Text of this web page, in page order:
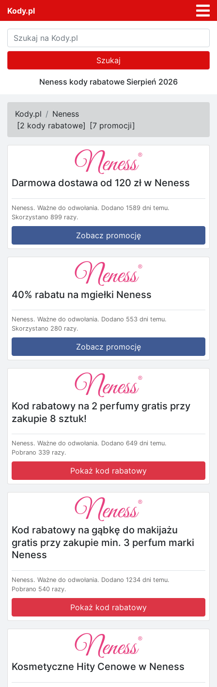
Kody.pl
Szukaj
Neness kody rabatowe Sierpień 2026
Kody.pl
Neness
[2 kody rabatowe] [7 promocji]
Darmowa dostawa od 120 zł w Neness
Neness. Ważne do odwołania. Dodano 1589 dni temu.
Skorzystano 899 razy.
Zobacz promocję
40% rabatu na mgiełki Neness
Neness. Ważne do odwołania. Dodano 553 dni temu.
Skorzystano 280 razy.
Zobacz promocję
Kod rabatowy na 2 perfumy gratis przy
zakupie 8 sztuk!
Neness. Ważne do odwołania. Dodano 649 dni temu.
Pobrano 339 razy.
Pokaż kod rabatowy
Kod rabatowy na gąbkę do makijażu
gratis przy zakupie min. 3 perfum marki
Neness
Neness. Ważne do odwołania. Dodano 1234 dni temu.
Pobrano 540 razy.
Pokaż kod rabatowy
Kosmetyczne Hity Cenowe w Neness